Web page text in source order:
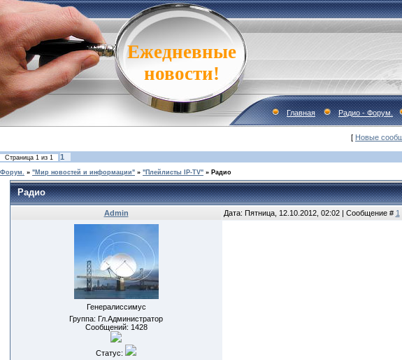
Ежедневные
новости!
Главная Радио - Форум.
[ Новые
Страница 1 из 1 1
Форум. » "Мир новостей и информации" » "Плейлисты IP-TV" » Радио
Радио
Admin Дата: Пятница, 12.10.2012, 02:02 | Сообщение # 1
Генералиссимус
Группа: Гл.Администратор
Сообщений: 1428
Статус: